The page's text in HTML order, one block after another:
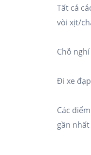
Tất cả
vòi xịt/
Chỗ
Đi xe
Các
gần